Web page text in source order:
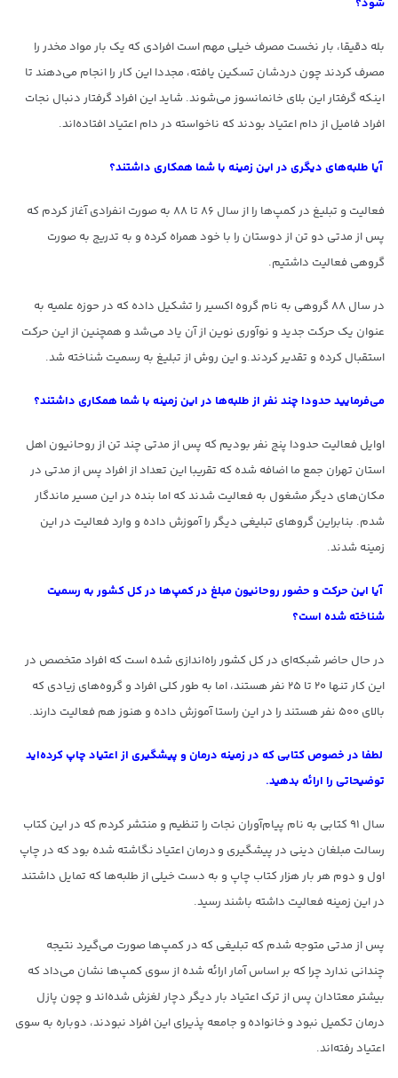
شود؟
بله دقیقا، بار نخست مصرف خیلی مهم است افرادی که یک بار مواد مخدر را
مصرف کردند چون دردشان تسکین یافته، مجددا این کار را انجام می‌دهند تا
اینکه گرفتار این بلای خانمانسوز می‌شوند. شاید این افراد گرفتار دنبال نجات
افراد فامیل از دام اعتیاد بودند که ناخواسته در دام اعتیاد افتاده‌اند.
آیا طلبه‌های دیگری در این زمینه با شما همکاری داشتند؟
فعالیت و تبلیغ در کمپ‌ها را از سال ۸۶ تا ۸۸ به صورت انفرادی آغاز کردم که
پس از مدتی دو تن از دوستان را با خود همراه کرده و به تدریج به صورت
گروهی فعالیت داشتیم.
در سال ۸۸ گروهی به نام گروه اکسیر را تشکیل داده که در حوزه علمیه به
عنوان یک حرکت جدید و نوآوری نوین از آن یاد می‌شد و همچنین از این حرکت
استقبال کرده و تقدیر کردند.و این روش از تبلیغ به رسمیت شناخته شد.
می‌فرمایید حدودا چند نفر از طلبه‌ها در این زمینه با شما همکاری داشتند؟
اوایل فعالیت حدودا پنج نفر بودیم که پس از مدتی چند تن از روحانیون اهل
استان تهران جمع ما اضافه شده که تقریبا این تعداد از افراد پس از مدتی در
مکان‌های دیگر مشغول به فعالیت شدند که اما بنده در این مسیر ماندگار
شدم. بنابراین گروهای تبلیغی دیگر را آموزش داده و وارد فعالیت در این
زمینه شدند.
آیا این حرکت و حضور روحانیون مبلغ در کمپ‌ها در کل کشور به رسمیت
شناخته شده است؟
در حال حاضر شبکه‌ای در کل کشور راه‌اندازی شده است که افراد متخصص در
این کار تنها ۲۰ تا ۲۵ نفر هستند، اما به طور کلی افراد و گروه‌های زیادی که
بالای ۵۰۰ نفر هستند را در این راستا آموزش داده‌ و هنوز هم فعالیت دارند.
لطفا در خصوص کتابی که در زمینه درمان و پیشگیری از اعتیاد چاپ کرده‌اید
توضیحاتی را ارائه بدهید.
سال ۹۱ کتابی به نام پیام‌آوران نجات را تنظیم و منتشر کردم که در این کتاب
رسالت مبلغان دینی در پیشگیری و درمان اعتیاد نگاشته شده بود که در چاپ
اول و دوم هر بار هزار کتاب چاپ و به دست خیلی از طلبه‌ها که تمایل داشتند
در این زمینه فعالیت داشته باشند رسید.
پس از مدتی متوجه شدم که تبلیغی که در کمپ‌ها صورت می‌گیرد نتیجه
چندانی ندارد چرا که بر اساس آمار ارائه شده از سوی کمپ‌ها نشان می‌داد که
بیشتر معتادان پس از ترک اعتیاد بار دیگر دچار لغزش شده‌اند و چون پازل
درمان تکمیل نبود و خانواده و جامعه پذیرای این افراد نبودند، دوباره به سوی
اعتیاد رفته‌اند.